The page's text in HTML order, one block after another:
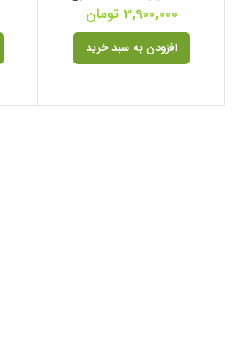
3,900,000 تومان
افزودن به سبد خرید